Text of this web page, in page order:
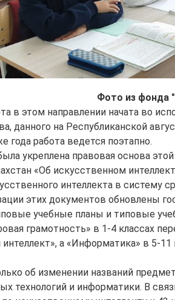
Фото из фонда
в этом направлении начата во
данного на Республиканской
года работа ведется поэтапно.
укреплена правовая основа
«Об искусственном
интеллекта в систему
этих документов обновлены
учебные планы и типовые
грамотность» в 1-4 классах
а «Информатика» в 5-
об изменении названий
технологий и информатики. В